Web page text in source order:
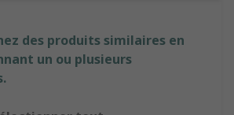
des produits similaires en
un ou plusieurs